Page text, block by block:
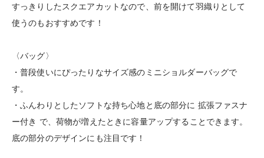
すっきりしたスクエアカットなので、前を開けて羽織りとして
使うのもおすすめです！
〈バッグ〉
・普段使いにぴったりなサイズ感のミニショルダーバッグで
す。
・ふんわりとしたソフトな持ち心地と底の部分に 拡張ファスナ
ー付き で、荷物が増えたときに容量アップすることできます。
底の部分のデザインにも注目です！